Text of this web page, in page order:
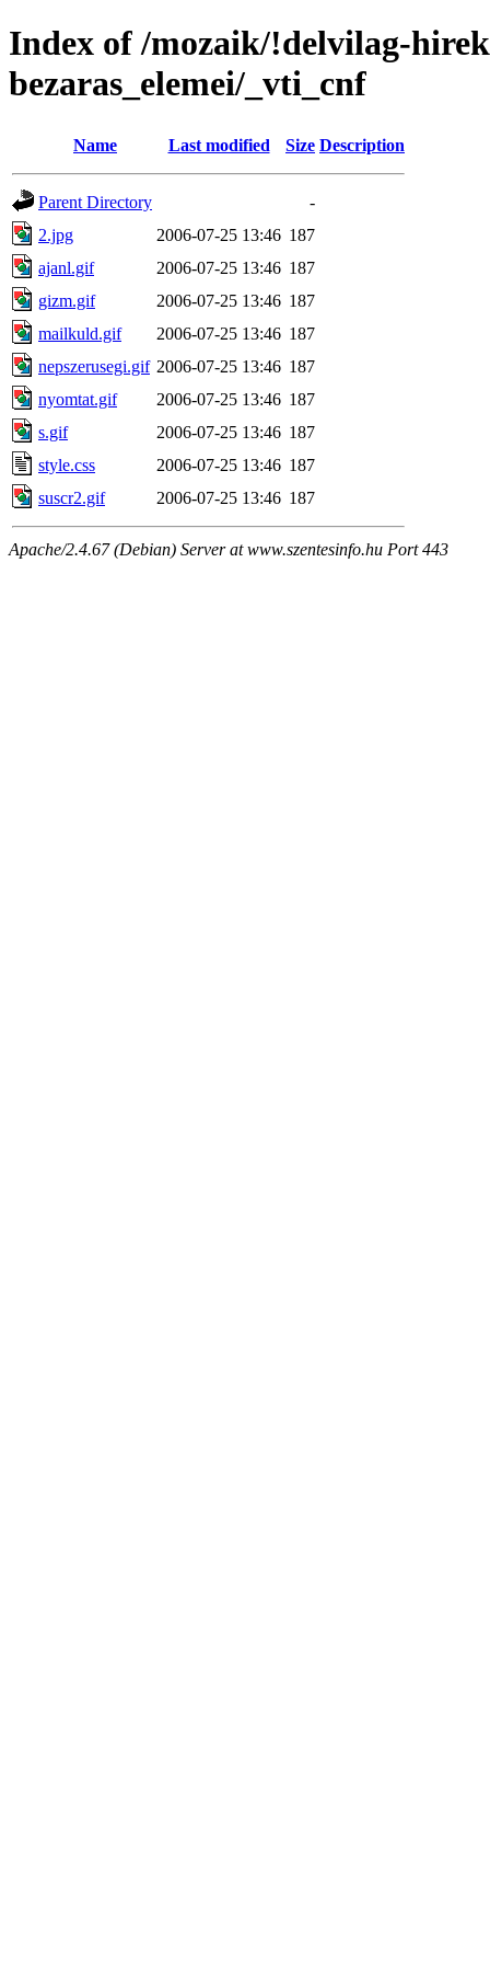
Index of /mozaik/!delvilag-
bezaras_elemei/_vti_cnf
Name Last modified Size Description
Parent Directory
-
2.jpg
2006-07-25 13:46 187
ajanl.gif
2006-07-25 13:46 187
gizm.gif
2006-07-25 13:46 187
mailkuld.gif
2006-07-25 13:46 187
nepszerusegi.gif 2006-07-25 13:46 187
nyomtat.gif
2006-07-25 13:46 187
s.gif
2006-07-25 13:46 187
style.css
2006-07-25 13:46 187
suscr2.gif
2006-07-25 13:46 187
Apache/2.4.67 (Debian) Server at www.szentesinfo.hu Port 443